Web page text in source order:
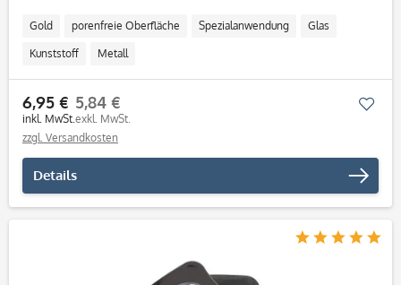
Gold porenfreie Oberfläche Spezialanwendung Glas
Kunststoff Metall
6,95 €
inkl. MwSt.
5,84 €
exkl. MwSt.
zzgl. Versandkosten
Details